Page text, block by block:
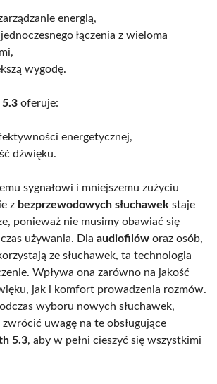
energią,
łączenia z wieloma
wygodę.
oferuje:
energetycznej,
dźwięku.
sygnałowi i mniejszemu zużyciu
z bezprzewodowych słuchawek staje
ponieważ nie musimy obawiać się
używania. Dla audiofilów oraz osób,
ze słuchawek, ta technologia
Wpływa ona zarówno na jakość
jak i komfort prowadzenia rozmów.
wyboru nowych słuchawek,
uwagę na te obsługujące
5.3, aby w pełni cieszyć się wszystkimi